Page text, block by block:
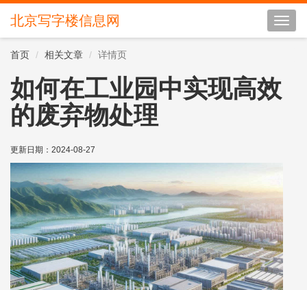
切
换
北京写字楼信息网
首页 相关文章 详情页
如何在工业园中实现高效
的废弃物处理
更新日期：2024-08-27